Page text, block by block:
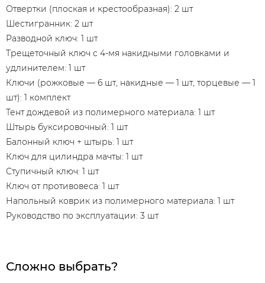
Отвертки (плоская и крестообразная): 2 шт
Шестигранник: 2 шт
Разводной ключ: 1 шт
Трещеточный ключ с 4-мя накидными головками и
удлинителем: 1 шт
Ключи (рожковые — 6 шт, накидные — 1 шт, торцевые — 1
шт): 1 комплект
Тент дождевой из полимерного материала: 1 шт
Штырь буксировочный: 1 шт
Балонный ключ + штырь: 1 шт
Ключ для цилиндра мачты: 1 шт
Ступичный ключ: 1 шт
Ключ от противовеса: 1 шт
Напольный коврик из полимерного материала: 1 шт
Руководство по эксплуатации: 3 шт
Сложно выбрать?